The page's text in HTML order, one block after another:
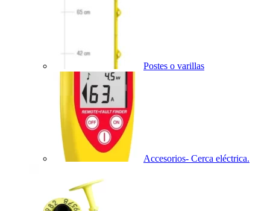
Postes o varillas
Accesorios- Cerca eléctrica.